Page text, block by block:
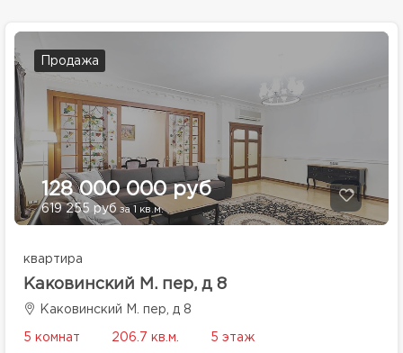
Продажа
128 000 000 руб
619 255 руб за 1 кв.м.
квартира
Каковинский М. пер, д 8
Каковинский М. пер, д 8
5 комнат 206.7 кв.м. 5 этаж